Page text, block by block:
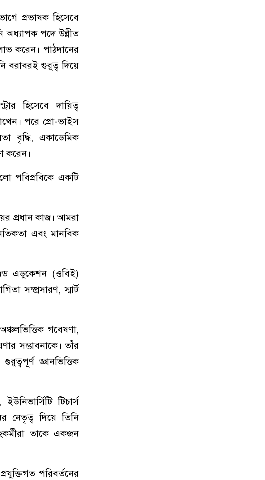
প্রভাষক হিসেবে
অধ্যাপক পদে উন্নীত
করেন। পাঠদানের
বরাবরই গুরুত্ব দিয়ে
হিসেবে দায়িত্ব
পরে প্রো-ভাইস
বৃদ্ধি, একাডেমিক
করেন।
পবিপ্রবিকে একটি
প্রধান কাজ। আমরা
এবং মানবিক
এডুকেশন (ওবিই)
সম্প্রসারণ, স্মার্ট
গবেষণা,
সম্ভাবনাকে। তাঁর
জ্ঞানভিত্তিক
টিচার্স
নেতৃত্ব দিয়ে তিনি
তাকে একজন
পরিবর্তনের